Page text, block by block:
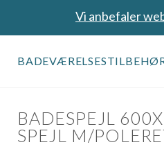
Vi anbefaler
BADESPEJL
SPEJL M/